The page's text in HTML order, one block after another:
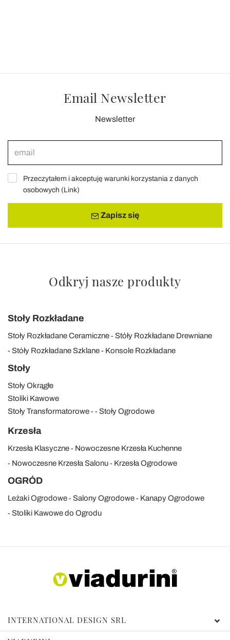
Email Newsletter
Newsletter
Przeczytałem i akceptuję warunki korzystania z danych
osobowych (Link)
Zapisz się
Odkryj nasze produkty
Stoły Rozkładane
Stoły Rozkładane Ceramiczne
Stóły Rozkładane Drewniane
Stóły Rozkładane Szklane
Konsole Rozkładane
Stoły
Stoły Okrągłe
Stoliki Kawowe
Stoły Transformatorowe
Stoły Ogrodowe
Krzesła
Krzesła Klasyczne
Nowoczesne Krzesła Kuchenne
Nowoczesne Krzesła Salonu
Krzesła Ogrodowe
OGRÓD
Leżaki Ogrodowe Salony Ogrodowe
Kanapy Ogrodowe
Stoliki Kawowe do Ogrodu
INTERNATIONAL DESIGN SRL